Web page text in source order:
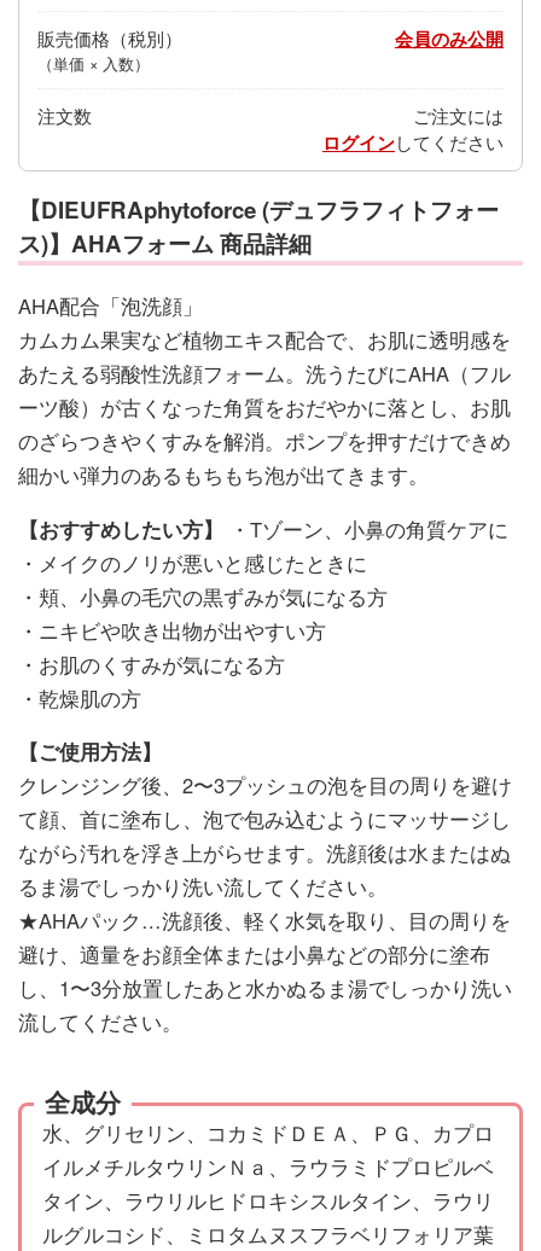
販売価格
（単価 × 入数）
会員のみ公開
注文数 ご注文には
ログインしてください
【DIEUFRAphytoforce (デュフラフィトフォー
ス)】AHAフォーム 商品詳細
AHA配合「泡洗顔」
カムカム果実など植物エキス配合で、お肌に透明感を
あたえる弱酸性洗顔フォーム。洗うたびにAHA（フル
ーツ酸）が古くなった角質をおだやかに落とし、お肌
のざらつきやくすみを解消。ポンプを押すだけできめ
細かい弾力のあるもちもち泡が出てきます。
【おすすめしたい方】
・Tゾーン、小鼻の角質ケアに
・メイクのノリが悪いと感じたときに
・頬、小鼻の毛穴の黒ずみが気になる方
・ニキビや吹き出物が出やすい方
・お肌のくすみが気になる方
・乾燥肌の方
【ご使用方法】
クレンジング後、2〜3プッシュの泡を目の周りを避け
て顔、首に塗布し、泡で包み込むようにマッサージし
ながら汚れを浮き上がらせます。洗顔後は水またはぬ
るま湯でしっかり洗い流してください。
★AHAパック…洗顔後、軽く水気を取り、目の周りを
避け、適量をお顔全体または小鼻などの部分に塗布
し、1〜3分放置したあと水かぬるま湯でしっかり洗い
流してください。
全成分
水、グリセリン、コカミドＤＥＡ、ＰＧ、カプロ
イルメチルタウリンＮａ、ラウラミドプロピルベ
タイン、ラウリルヒドロキシスルタイン、ラウリ
ルグルコシド、ミロタムヌスフラベリフォリア葉